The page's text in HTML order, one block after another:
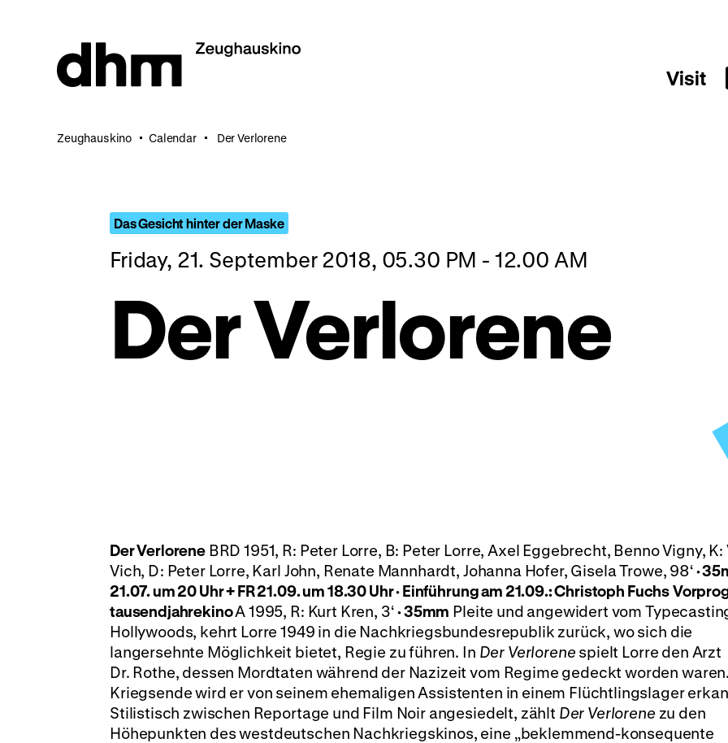
Visit
Zeughauskino Calendar Der Verlorene
Das Gesicht hinter der Maske
Friday, 21. September 2018, 05.30 PM - 12.00 AM
Der Verlorene
Der VerloreneBRD 1951, R: Peter Lorre, B: Peter Lorre, Axel Eggebrecht, Benno Vigny, K:
Vich, D: Peter Lorre, Karl John, Renate Mannhardt, Johanna Hofer, Gisela Trowe, 98‘·
21.07. um 20 Uhr + FR 21.09. um 18.30 Uhr · Einführung am 21.09.: Christoph Fuchs
tausendjahrekinoA 1995, R: Kurt Kren, 3‘· 35mm Pleite und angewidert vom
Hollywoods, kehrt Lorre 1949 in die Nachkriegsbundesrepublik zurück, wo sich die
langersehnte Möglichkeit bietet, Regie zu führen. In Der Verlorene spielt Lorre den Arzt
Dr. Rothe, dessen Mordtaten während der Nazizeit vom Regime gedeckt worden
Kriegsende wird er von seinem ehemaligen Assistenten in einem Flüchtlingslager
Stilistisch zwischen Reportage und Film Noir angesiedelt, zählt Der Verlorene zu den
Höhepunkten des westdeutschen Nachkriegskinos, eine „beklemmend-konsequente